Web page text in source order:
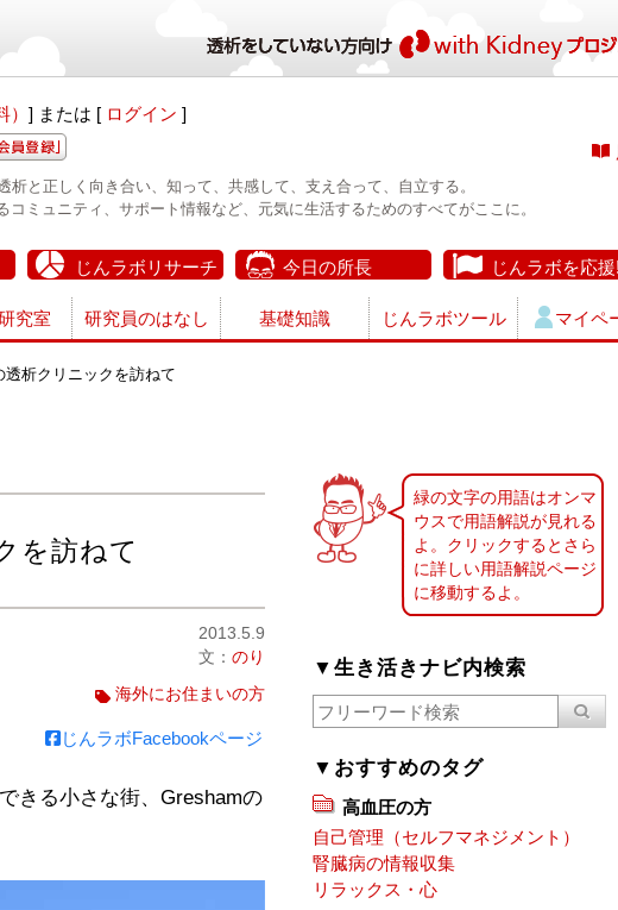
] または [ ログイン ]
析と正しく向き合い、知って、共感して、支え合って、自立する。
コミュニティ、サポート情報など、元気に生活するためのすべてがここに。
じんラボリサーチ 今日の所長 じんラボを応援!
究室 研究員のはなし 基礎知識 じんラボツール マイペ
透析クリニックを訪ねて
を訪ねて
2013.5.9
文： のり
海外にお住まいの方
じんラボFacebookページ
きる小さな街、Greshamの
緑の文字の用語はオンマ
ウスで用語解説が見れる
よ。クリックするとさら
に詳しい用語解説ページ
に移動するよ。
▼生き活きナビ内検索
▼おすすめのタグ
高血圧の方
自己管理（セルフマネジメント）
腎臓病の情報収集
リラックス・心